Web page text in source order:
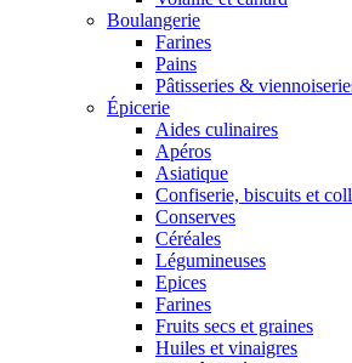
Boulangerie
Farines
Pains
Pâtisseries &
Épicerie
Aides culinaires
Apéros
Asiatique
Confiserie, biscuits et
Conserves
Céréales
Légumineuses
Epices
Farines
Fruits secs et graines
Huiles et vinaigres